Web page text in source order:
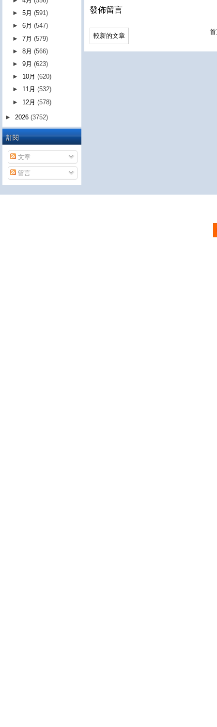
發佈留言
較新的文章
►5月(591)
►6月(547)
►7月(579)
►8月(566)
►9月(623)
► 10月(620)
► 11月(532)
► 12月(578)
► 2026 (3752)
訂閱
文章
留言